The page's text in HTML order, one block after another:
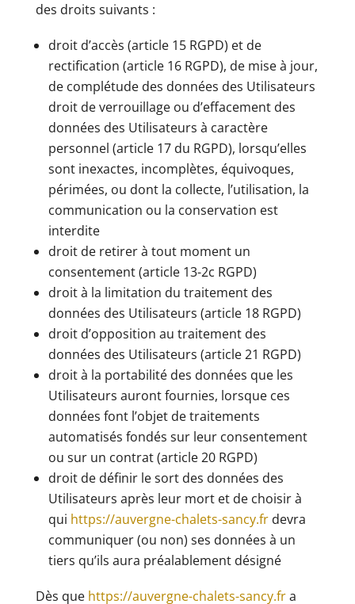
des droits suivants :
droit d’accès (article 15 RGPD) et de
rectification (article 16 RGPD), de mise à jour,
de complétude des données des Utilisateurs
droit de verrouillage ou d’effacement des
données des Utilisateurs à caractère
personnel (article 17 du RGPD), lorsqu’elles
sont inexactes, incomplètes, équivoques,
périmées, ou dont la collecte, l’utilisation, la
communication ou la conservation est
interdite
droit de retirer à tout moment un
consentement (article 13-2c RGPD)
droit à la limitation du traitement des
données des Utilisateurs (article 18 RGPD)
droit d’opposition au traitement des
données des Utilisateurs (article 21 RGPD)
droit à la portabilité des données que les
Utilisateurs auront fournies, lorsque ces
données font l’objet de traitements
automatisés fondés sur leur consentement
ou sur un contrat (article 20 RGPD)
droit de définir le sort des données des
Utilisateurs après leur mort et de choisir à
qui https://auvergne-chalets-sancy.frdevra
communiquer (ou non) ses données à un
tiers qu’ils aura préalablement désigné
Dès que https://auvergne-chalets-sancy.fra